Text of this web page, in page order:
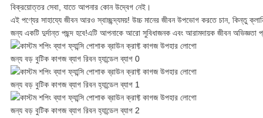
সাইট
ম্যাপ
গোপনীয়তা
বিক্রয়োত্তর সেবা, যাতে আপনার কোন উদ্বেগ নেই।
এই পণ্যের সাহায্যে জীবন আরও স্বাচ্ছন্দ্যময়! উচ্চ মানের জীবন উপভোগ করতে চান, কিন্তু
জন্য একটি দুর্দান্ত পছন্দ হবে!এটি আপনাকে আরো সুবিধাজনক এবং আরামদায়ক জীবন অভিজ্ঞতা